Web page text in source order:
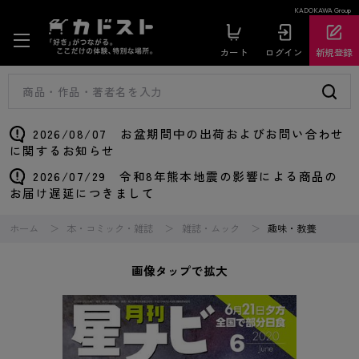
KADOKAWA Group
カート ログイン 新規登録
2026/08/07 お盆期間中の出荷およびお問い合わせ
に関するお知らせ
2026/07/29 令和8年熊本地震の影響による商品の
お届け遅延につきまして
ホーム 本・コミック・雑誌 雑誌・ムック 趣味・教養
画像タップで拡大